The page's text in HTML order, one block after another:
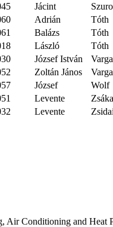
Jácint
Adrián
Tóth
Balázs
Tóth
László
Tóth
József István
Varga
Zoltán János
Varga
József
Wolf
Levente
Levente
Air Conditioning and Heat